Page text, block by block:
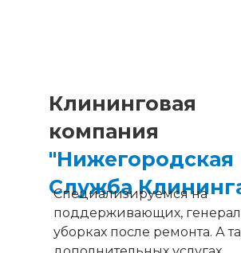
Клининговая
компания
"Нижегородская
Служба
Специализируемся на
поддерживающих,
уборках после ремонта. А